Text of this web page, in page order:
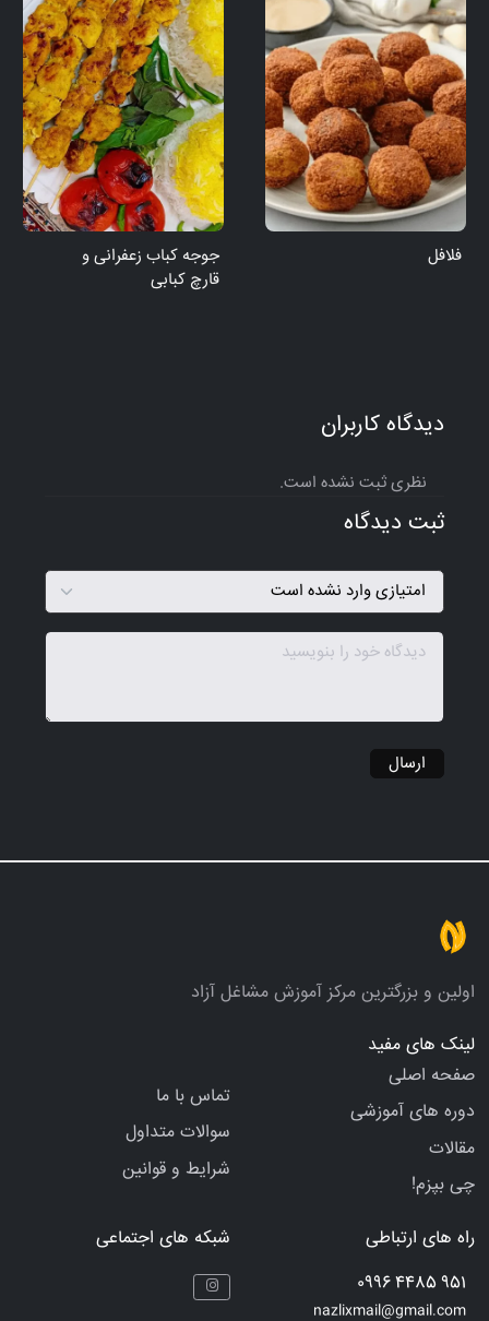
فلافل
جوجه کباب زعفرانی و
قارچ کبابی
دیدگاه کاربران
نظری ثبت نشده است.
ثبت دیدگاه
ارسال
اولین و بزرگترین مرکز آموزش مشاغل آزاد
لینک های مفید
صفحه اصلی
دوره های آموزشی
مقالات
چی بپزم!
تماس با ما
سوالات متداول
شرایط و قوانین
راه های ارتباطی
951 4485 0996
nazlixmail@gmail.com
شبکه های اجتماعی